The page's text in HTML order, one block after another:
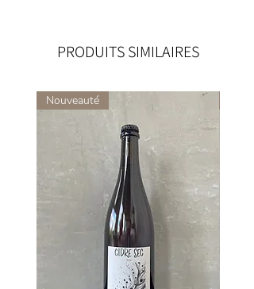
PRODUITS SIMILAIRES
Nouveauté